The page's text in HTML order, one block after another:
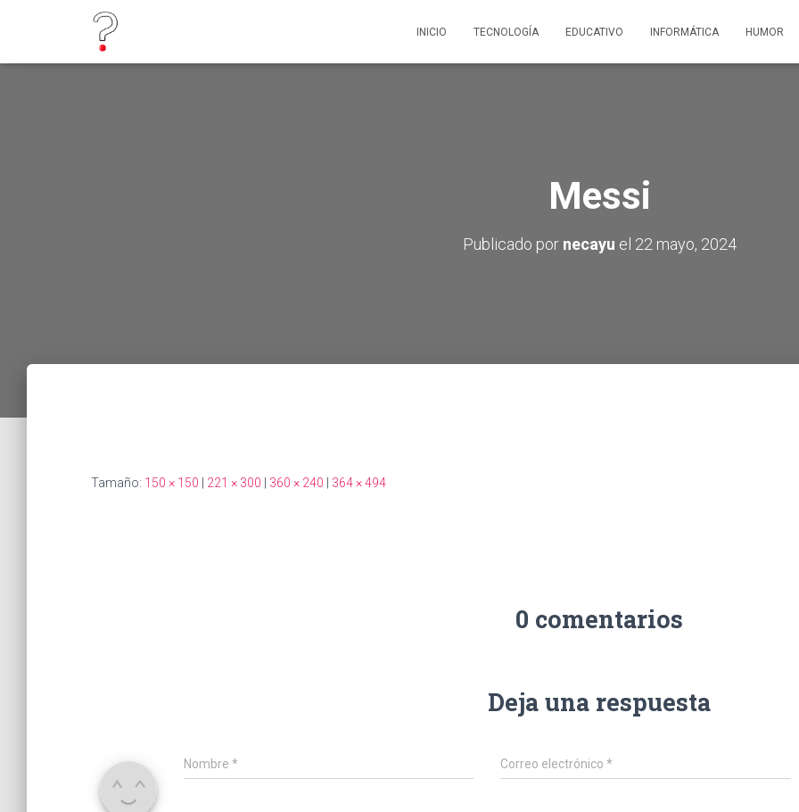
INICIO TECNOLOGÍA EDUCATIVO INFORMÁTICA HUMOR
Messi
Publicado por necayu el 22 mayo, 2024
Tamaño: 150 × 150 221 × 300 360 × 240 364 × 494
0 comentarios
Deja una respuesta
Nombre * Correo electrónico*